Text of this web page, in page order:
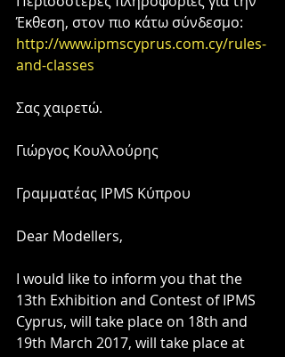
Έκθεση, στον πιο κάτω σύνδεσμο:
http://www.ipmscyprus.com.cy/rules-
and-classes
Σας χαιρετώ.
Γιώργος Κουλλούρης
Γραμματέας IPMS Κύπρου
Dear Modellers,
I would like to inform you that the
13th Exhibition and Contest of IPMS
Cyprus, will take place on 18th and
19th March 2017, will take place at